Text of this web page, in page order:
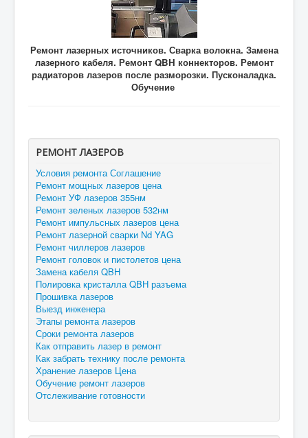
Ремонт лазерных источников. Сварка волокна. Замена
лазерного кабеля. Ремонт QBH коннекторов. Ремонт
радиаторов лазеров после разморозки. Пусконаладка.
Обучение
РЕМОНТ ЛАЗЕРОВ
Условия ремонта Соглашение
Ремонт мощных лазеров цена
Ремонт УФ лазеров 355нм
Ремонт зеленых лазеров 532нм
Ремонт импульсных лазеров цена
Ремонт лазерной сварки Nd YAG
Ремонт чиллеров лазеров
Ремонт головок и пистолетов цена
Замена кабеля QBH
Полировка кристалла QBH разъема
Прошивка лазеров
Выезд инженера
Этапы ремонта лазеров
Сроки ремонта лазеров
Как отправить лазер в ремонт
Как забрать технику после ремонта
Хранение лазеров Цена
Обучение ремонт лазеров
Отслеживание готовности